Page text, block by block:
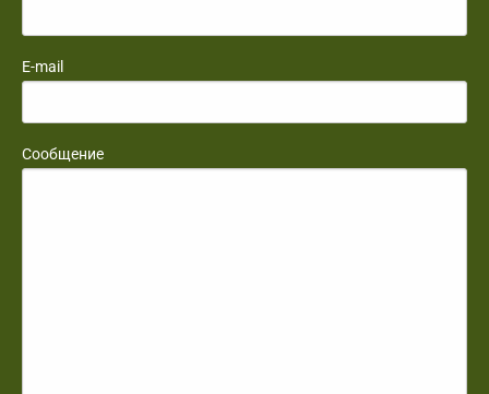
E-mail
Сообщение